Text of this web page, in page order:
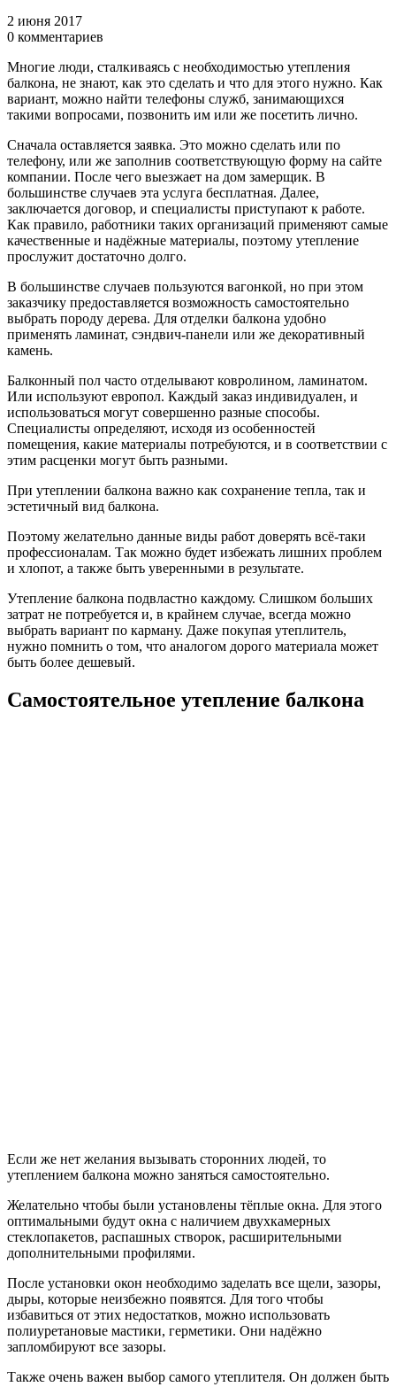
2 июня 2017
0 комментариев
Многие люди, сталкиваясь с необходимостью утепления
балкона, не знают, как это сделать и что для этого нужно. Как
вариант, можно найти телефоны служб, занимающихся
такими вопросами, позвонить им или же посетить лично.
Сначала оставляется заявка. Это можно сделать или по
телефону, или же заполнив соответствующую форму на сайте
компании. После чего выезжает на дом замерщик. В
большинстве случаев эта услуга бесплатная. Далее,
заключается договор, и специалисты приступают к работе.
Как правило, работники таких организаций применяют самые
качественные и надёжные материалы, поэтому утепление
прослужит достаточно долго.
В большинстве случаев пользуются вагонкой, но при этом
заказчику предоставляется возможность самостоятельно
выбрать породу дерева. Для отделки балкона удобно
применять ламинат, сэндвич-панели или же декоративный
камень.
Балконный пол часто отделывают ковролином, ламинатом.
Или используют европол. Каждый заказ индивидуален, и
использоваться могут совершенно разные способы.
Специалисты определяют, исходя из особенностей
помещения, какие материалы потребуются, и в соответствии с
этим расценки могут быть разными.
При утеплении балкона важно как сохранение тепла, так и
эстетичный вид балкона.
Поэтому желательно данные виды работ доверять всё-таки
профессионалам. Так можно будет избежать лишних проблем
и хлопот, а также быть уверенными в результате.
Утепление балкона подвластно каждому. Слишком больших
затрат не потребуется и, в крайнем случае, всегда можно
выбрать вариант по карману. Даже покупая утеплитель,
нужно помнить о том, что аналогом дорого материала может
быть более дешевый.
Самостоятельное утепление балкона
Если же нет желания вызывать сторонних людей, то
утеплением балкона можно заняться самостоятельно.
Желательно чтобы были установлены тёплые окна. Для этого
оптимальными будут окна с наличием двухкамерных
стеклопакетов, распашных створок, расширительными
дополнительными профилями.
После установки окон необходимо заделать все щели, зазоры,
дыры, которые неизбежно появятся. Для того чтобы
избавиться от этих недостатков, можно использовать
полиуретановые мастики, герметики. Они надёжно
запломбируют все зазоры.
Также очень важен выбор самого утеплителя. Он должен быть